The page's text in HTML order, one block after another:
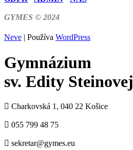
GYMES © 2024
Neve | Používa WordPress
Gymnázium
sv. Edity Steinovej
Charkovská 1, 040 22 Košice
055 799 48 75
sekretar@gymes.eu